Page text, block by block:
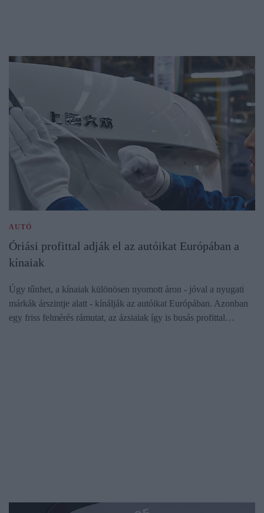
AUTÓ
Óriási profittal adják el az autóikat Európában a
kínaiak
Úgy tűnhet, a kínaiak különösen nyomott áron - jóval a nyugati
márkák árszintje alatt - kínálják az autóikat Európában. Azonban
egy friss felmérés rámutat, az ázsiaiak így is busás profittal…